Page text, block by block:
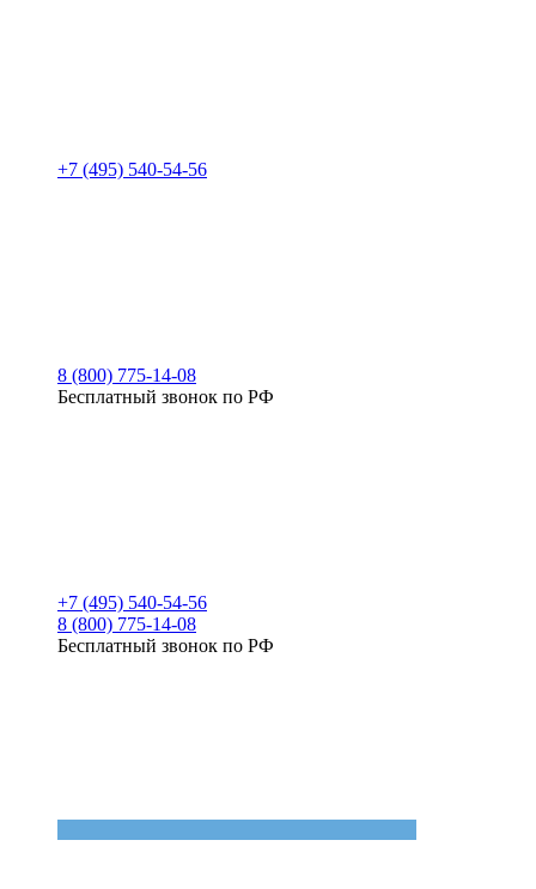
+7 (495) 540-54-56
8 (800) 775-14-08
Бесплатный звонок по РФ
+7 (495) 540-54-56
8 (800) 775-14-08
Бесплатный звонок по РФ